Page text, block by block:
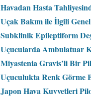
Havadan Hasta
Uçak Bakım ile İlgili
Subklinik Epileptiform
Uçucularda Ambulatuar
Miyastenia Gravis’li Bir
Uçuculukta Renk Görme
Japon Hava Kuvvetleri